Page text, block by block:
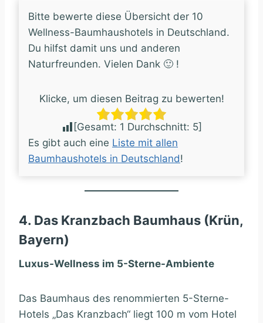
Bitte bewerte diese Übersicht der 10
Wellness-Baumhaushotels in Deutschland.
Du hilfst damit uns und anderen
Naturfreunden. Vielen Dank 🙂 !
Klicke, um diesen Beitrag zu bewerten!
[Gesamt: 1 Durchschnitt: 5]
Es gibt auch eine Liste mit allen
Baumhaushotels in Deutschland!
4. Das Kranzbach Baumhaus (Krün,
Bayern)
Luxus-Wellness im 5-Sterne-Ambiente
Das Baumhaus des renommierten 5-Sterne-
Hotels „Das Kranzbach“ liegt 100 m vom Hotel